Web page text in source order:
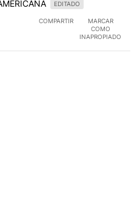
EDITADO
COMPARTIR
MARCAR
COMO
INAPROPIADO